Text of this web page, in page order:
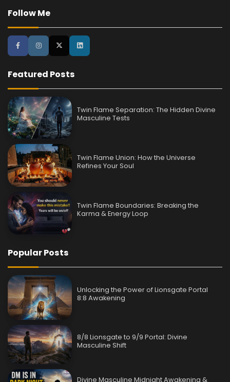
Follow Me
Featured Posts
Twin Flame Separation: The Hidden Divine
Masculine Tests
Twin Flame Union: How the Universe
Refines Your Soul
Twin Flame Boundaries: Breaking the
Karma & Energy Loop
Popular Posts
Unlocking the Power of Lionsgate Portal
8:8 Awakening
8/8 Lionsgate to 9/9 Portal: Divine
Masculine Shift
Divine Masculine Midnight Awakening &